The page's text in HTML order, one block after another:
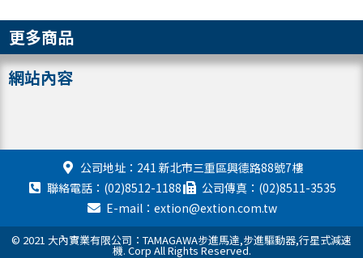
更多商品
網站內容
公司地址：241 新北市三重區興德路88號7樓
聯絡電話：(02)8512-1188
公司傳真：(02)8511-3535
E-mail：extion@extion.com.tw
© 2021 大內實業有限公司：TAMAGAWA步進馬達,步進驅動器,行星式減速
機. Corp All Rights Reserved.